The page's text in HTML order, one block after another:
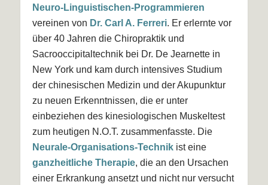
Neuro-Linguistischen-Programmieren
vereinen von Dr. Carl A. Ferreri. Er erlernte vor
über 40 Jahren die Chiropraktik und
Sacrooccipitaltechnik bei Dr. De Jearnette in
New York und kam durch intensives Studium
der chinesischen Medizin und der Akupunktur
zu neuen Erkenntnissen, die er unter
einbeziehen des kinesiologischen Muskeltest
zum heutigen N.O.T. zusammenfasste. Die
Neurale-Organisations-Technikist eine
ganzheitliche Therapie, die an den Ursachen
einer Erkrankung ansetzt und nicht nur versucht